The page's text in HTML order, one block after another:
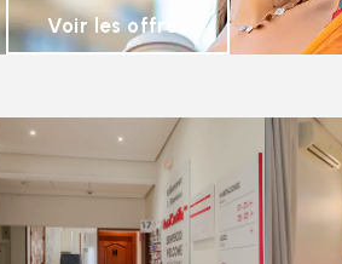
Voir les offres